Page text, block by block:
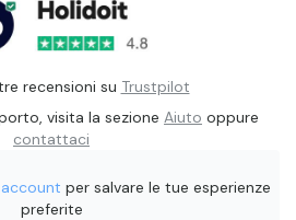
recensioni su Trustpilot
visita la sezione Aiuto oppure
contattaci
per salvare le tue esperienze
preferite